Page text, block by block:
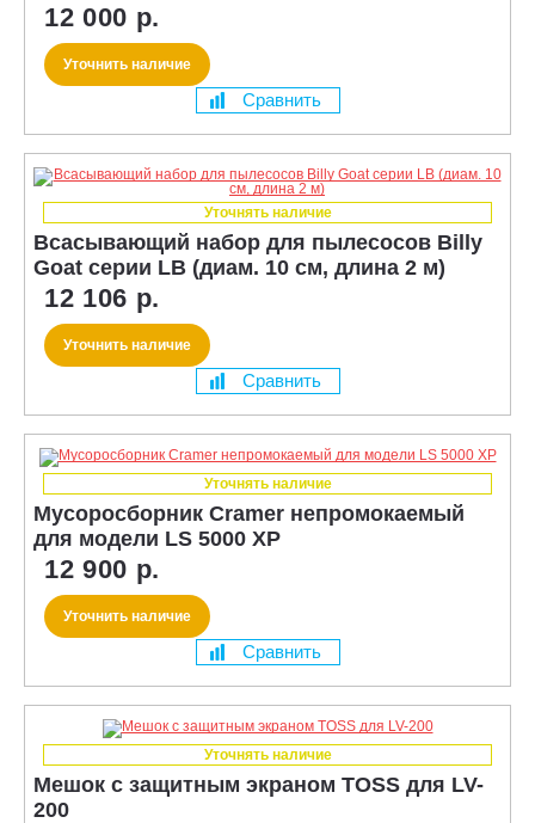
12 000 р.
Уточнить наличие
Сравнить
Уточнять наличие
Всасывающий набор для пылесосов Billy
Goat серии LB (диам. 10 см, длина 2 м)
12 106 р.
Уточнить наличие
Сравнить
Уточнять наличие
Мусоросборник Cramer непромокаемый
для модели LS 5000 XP
12 900 р.
Уточнить наличие
Сравнить
Уточнять наличие
Мешок с защитным экраном TOSS для LV-
200